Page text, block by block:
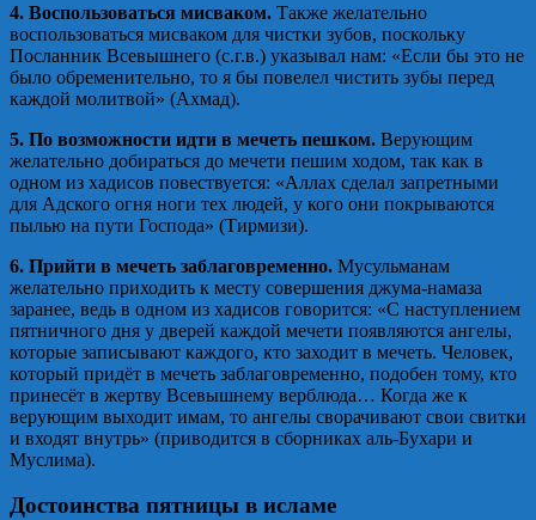
4. Воспользоваться мисваком. Также желательно
воспользоваться мисваком для чистки зубов, поскольку
Посланник Всевышнего (с.г.в.) указывал нам: «Если бы это не
было обременительно, то я бы повелел чистить зубы перед
каждой молитвой» (Ахмад).
5. По возможности идти в мечеть пешком. Верующим
желательно добираться до мечети пешим ходом, так как в
одном из хадисов повествуется: «Аллах сделал запретными
для Адского огня ноги тех людей, у кого они покрываются
пылью на пути Господа» (Тирмизи).
6. Прийти в мечеть заблаговременно. Мусульманам
желательно приходить к месту совершения джума-намаза
заранее, ведь в одном из хадисов говорится: «С наступлением
пятничного дня у дверей каждой мечети появляются ангелы,
которые записывают каждого, кто заходит в мечеть. Человек,
который придёт в мечеть заблаговременно, подобен тому, кто
принесёт в жертву Всевышнему верблюда… Когда же к
верующим выходит имам, то ангелы сворачивают свои свитки
и входят внутрь» (приводится в сборниках аль-Бухари и
Муслима).
Достоинства пятницы в исламе